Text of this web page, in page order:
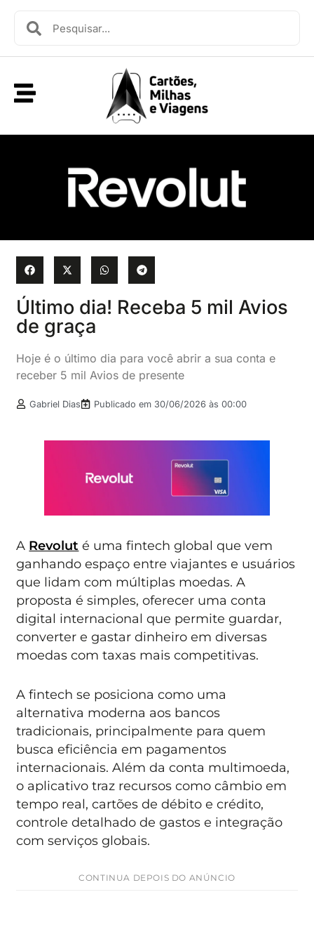
Último dia! Receba 5 mil Avios
de graça
Hoje é o último dia para você abrir a sua conta e
receber 5 mil Avios de presente
Gabriel Dias Publicado em 30/06/2026 às 00:00
A Revolut é uma fintech global que vem
ganhando espaço entre viajantes e usuários
que lidam com múltiplas moedas. A
proposta é simples, oferecer uma conta
digital internacional que permite guardar,
converter e gastar dinheiro em diversas
moedas com taxas mais competitivas.
A fintech se posiciona como uma
alternativa moderna aos bancos
tradicionais, principalmente para quem
busca eficiência em pagamentos
internacionais. Além da conta multimoeda,
o aplicativo traz recursos como câmbio em
tempo real, cartões de débito e crédito,
controle detalhado de gastos e integração
com serviços globais.
CONTINUA DEPOIS DO ANÚNCIO